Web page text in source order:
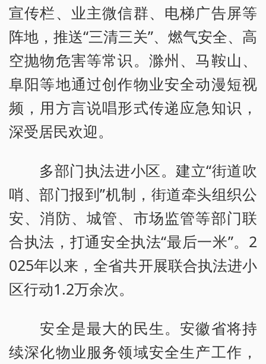
宣传栏、业主微信群、电梯广告屏等
阵地，推送“三清三关”、燃气安全、高
空抛物危害等常识。滁州、马鞍山、
阜阳等地通过创作物业安全动漫短视
频，用方言说唱形式传递应急知识，
深受居民欢迎。
多部门执法进小区。建立“街道吹
哨、部门报到”机制，街道牵头组织公
安、消防、城管、市场监管等部门联
合执法，打通安全执法“最后一米”。2
025年以来，全省共开展联合执法进小
区行动1.2万余次。
安全是最大的民生。安徽省将持
续深化物业服务领域安全生产工作，